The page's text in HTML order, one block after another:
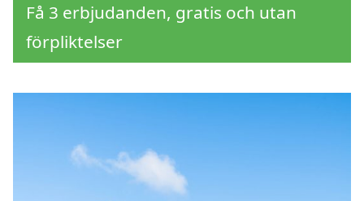
Få 3 erbjudanden, gratis och utan
förpliktelser